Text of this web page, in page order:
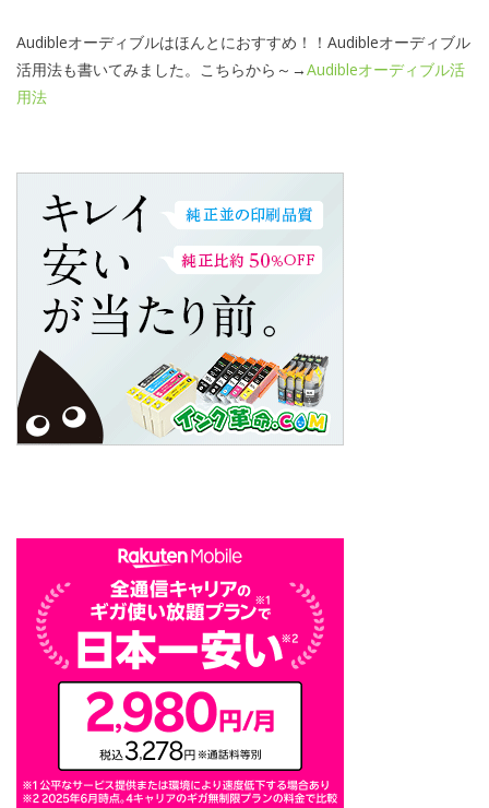
Audibleオーディブルはほんとにおすすめ！！Audibleオーディブル
活用法も書いてみました。こちらから～→Audibleオーディブル活
用法